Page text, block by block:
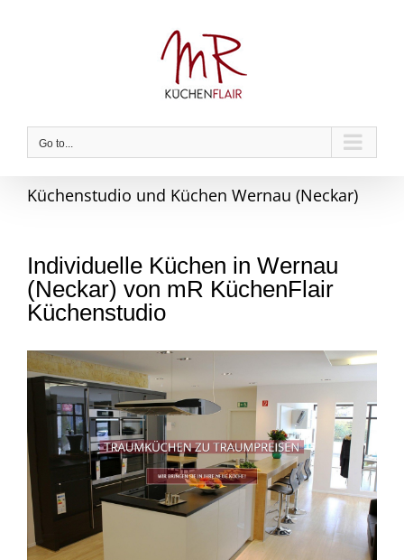
Go to...
Küchenstudio und Küchen Wernau (Neckar)
Individuelle Küchen in Wernau
(Neckar) von mR KüchenFlair
Küchenstudio